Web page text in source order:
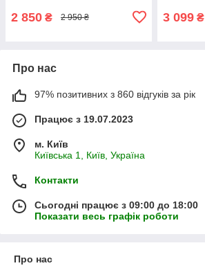
2 850 ₴ 2 950 ₴ 3 099 ₴
Про нас
97% позитивних з 860 відгуків за рік
Працює з 19.07.2023
м. Київ
Київська 1, Київ, Україна
Контакти
Сьогодні працює з 09:00 до 18:00
Показати весь графік роботи
Про нас